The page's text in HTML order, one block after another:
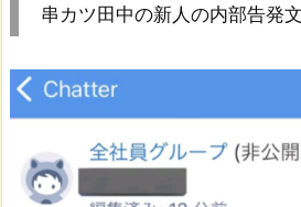
串カツ田中の新人の内部告発